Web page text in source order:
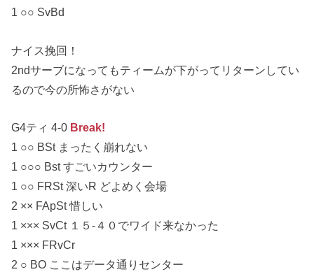
1 ○○ SvBd
ナイス挽回！
2ndサーブになってもティームが下がってリターンしてい
るので今の所怖さがない
G4ティ 4-0 Break!
1 ○○ BSt まったく崩れない
1 ○○○ Bst すごいカウンター
1 ○○ FRSt 深いR どよめく会場
2 ×× FApSt 惜しい
1 ××× SvCt １５-４０でワイド来なかった
1 ××× FRvCr
2 ○ BO ここはデータ通りセンター